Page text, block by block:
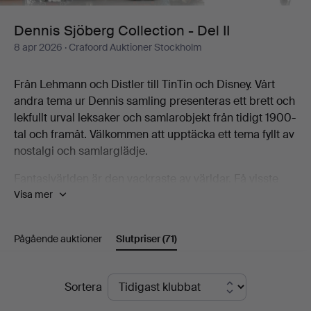
Dennis Sjöberg Collection - Del II
8 apr 2026 · Crafoord Auktioner Stockholm
Från Lehmann och Distler till TinTin och Disney. Vårt
andra tema ur Dennis samling presenteras ett brett och
lekfullt urval leksaker och samlarobjekt från tidigt 1900-
tal och framåt. Välkommen att upptäcka ett tema fyllt av
nostalgi och samlarglädje.
det bättre än mannen bakom en av Sveriges mest
och Disneyfigurer till Elastolinsoldater,
betydligt mer än så. Till Crafoord Auktioner Stockholms
stora glädje kan vi nu låta dig själv förtrollas av den.
Visa mer
Pågående auktioner Slutpriser(71)
SlutpriserSortera